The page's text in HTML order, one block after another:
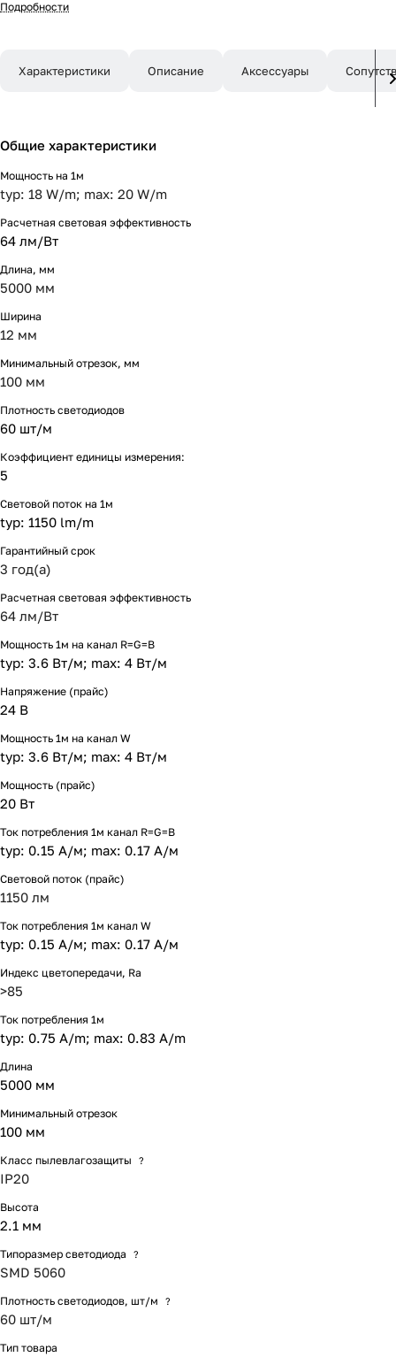
м (100 Вт на 5м), угол 120°. Размеры
профиль.
Подробности
Характеристики Описание Аксессуары
Общие характеристики
Мощность на 1м
typ: 18 W/m; max: 20 W/m
Расчетная световая эффективность
64 лм/Вт
Длина, мм
5000 мм
Ширина
12 мм
Минимальный отрезок, мм
100 мм
Плотность светодиодов
60 шт/м
Коэффициент единицы измерения:
5
Световой поток на 1м
typ: 1150 lm/m
Гарантийный срок
3 год(а)
Расчетная световая эффективность
64 лм/Вт
Мощность 1м на канал R=G=B
typ: 3.6 Вт/м; max: 4 Вт/м
Напряжение (прайс)
24 В
Мощность 1м на канал W
typ: 3.6 Вт/м; max: 4 Вт/м
Мощность (прайс)
20 Вт
Ток потребления 1м канал R=G=B
typ: 0.15 А/м; max: 0.17 А/м
Световой поток (прайс)
1150 лм
Ток потребления 1м канал W
typ: 0.15 А/м; max: 0.17 А/м
Индекс цветопередачи, Ra
>85
Ток потребления 1м
typ: 0.75 A/m; max: 0.83 A/m
Длина
5000 мм
Минимальный отрезок
100 мм
Класс пылевлагозащиты ?
IP20
Высота
2.1 мм
Типоразмер светодиода ?
SMD 5060
Плотность светодиодов, шт/м ?
60 шт/м
Тип товара